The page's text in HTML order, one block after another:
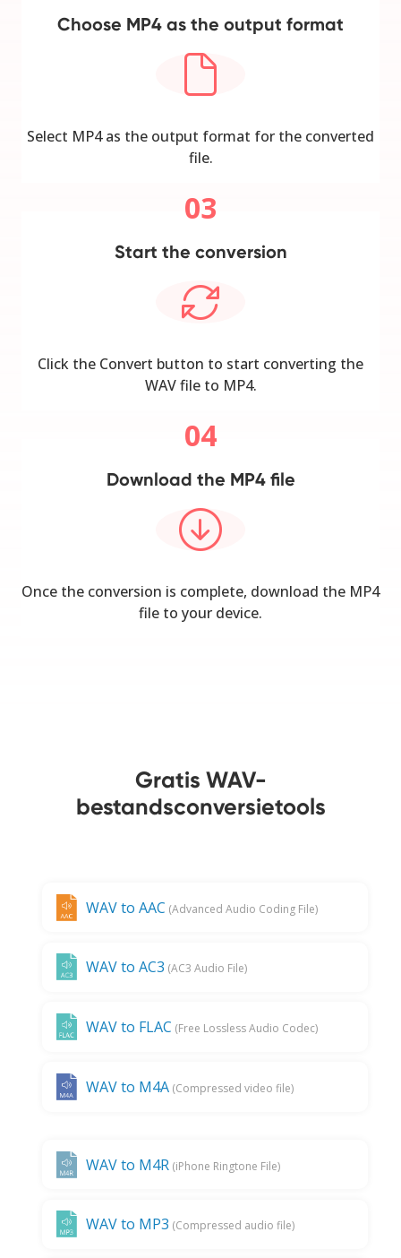
Choose MP4 as the output format
Select MP4 as the output format for the converted
file.
03
Start the conversion
Click the Convert button to start converting the
WAV file to MP4.
04
Download the MP4 file
Once the conversion is complete, download the MP4
file to your device.
Gratis WAV-
bestandsconversietools
WAV to AAC (Advanced Audio Coding File)
WAV to AC3 (AC3 Audio File)
WAV to FLAC (Free Lossless Audio Codec)
WAV to M4A (Compressed video file)
WAV to M4R (iPhone Ringtone File)
WAV to MP3 (Compressed audio file)